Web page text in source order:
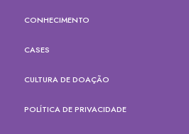
CONHECIMENTO
CASES
CULTURA DE DOAÇÃO
POLÍTICA DE PRIVACIDADE